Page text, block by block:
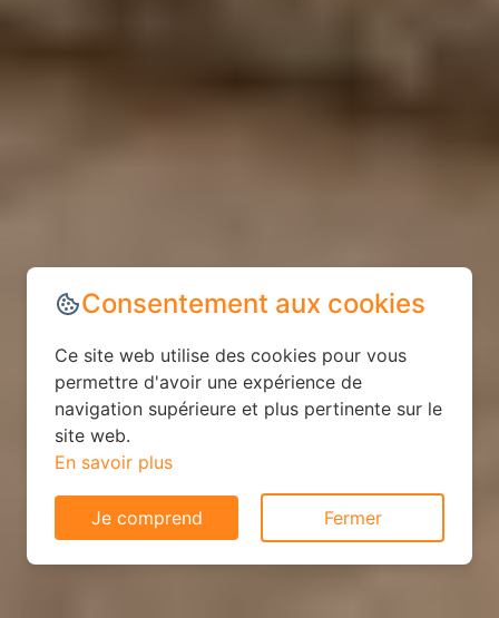
Consentement aux cookies
Ce site web utilise des cookies pour vous
permettre d'avoir une expérience de
navigation supérieure et plus pertinente sur le
site web.
En savoir plus
Je comprend Fermer